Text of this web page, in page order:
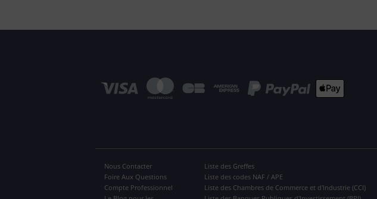
Nous Contacter
Foire Aux Questions
Compte Professionnel
Liste des Greffes
Liste des codes NAF / APE
Liste des Chambres de Commerce et d'Industrie (CCI)